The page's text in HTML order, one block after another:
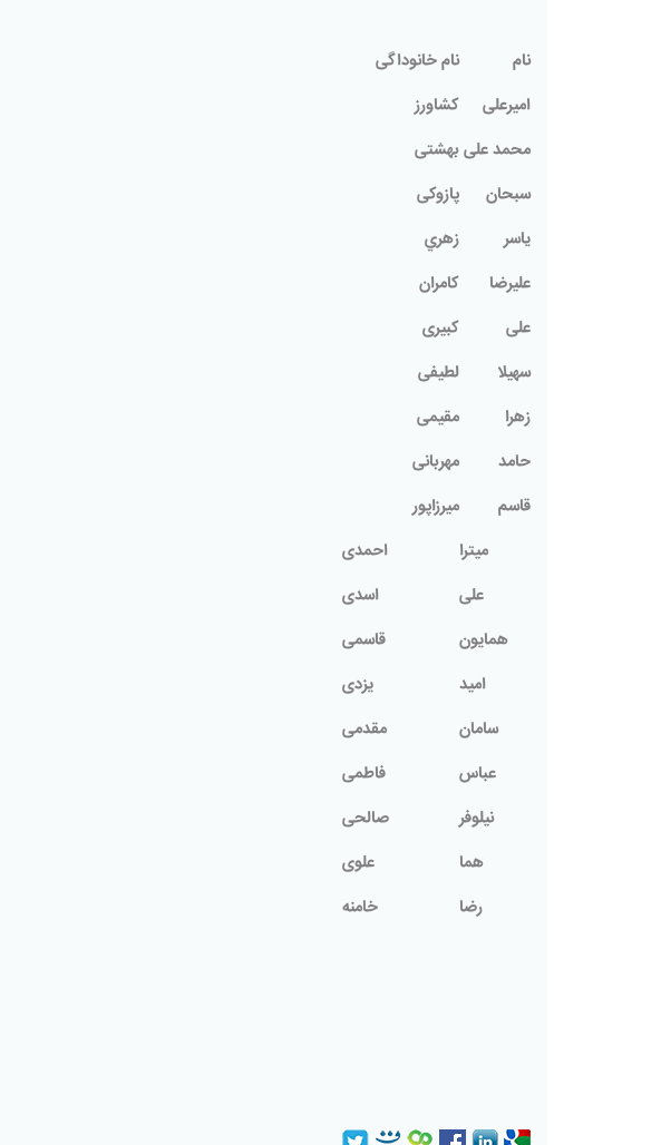
نام
نام خانوداگی
امیرعلی
کشاورز
محمد علیبهشتی
سبحان
پازوکی
ياسر
زهري
علیرضا
کامران
علی
کبیری
سهیلا
لطیفی
زهرا
مقیمی
حامد
مهربانی
قاسم
میرزاپور
میترا
احمدی
علی
اسدی
همایون
قاسمی
امید
یزدی
سامان
مقدمی
عباس
فاطمی
نیلوفر
صالحی
هما
علوی
رضا
خامنه